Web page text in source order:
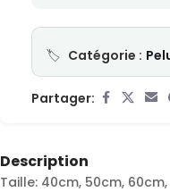
Catégorie :
Partager:
Description
Taille: 40cm, 50cm, 60cm,